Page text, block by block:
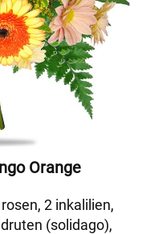
Orange
2 inkalilien,
(solidago),